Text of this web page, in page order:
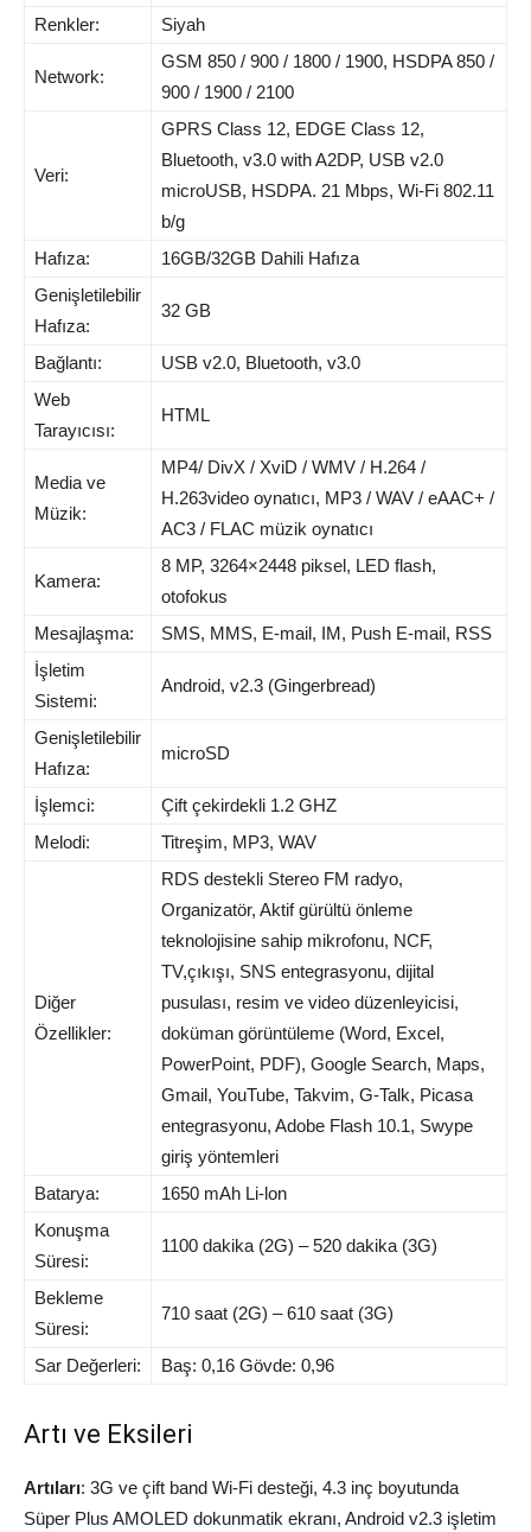
Renkler: Siyah
Network:
GSM 850 / 900 / 1800 / 1900, HSDPA 850 /
900 / 1900 / 2100
Veri:
GPRS Class 12, EDGE Class 12,
Bluetooth, v3.0 with A2DP, USB v2.0
microUSB, HSDPA. 21 Mbps, Wi-Fi 802.11
b/g
Hafıza:
16GB/32GB Dahili Hafıza
Genişletilebilir
Hafıza:
32 GB
Bağlantı:
USB v2.0, Bluetooth, v3.0
Web
Tarayıcısı:
HTML
Media ve
Müzik:
MP4/ DivX / XviD / WMV / H.264 /
H.263video oynatıcı, MP3 / WAV / eAAC+ /
AC3 / FLAC müzik oynatıcı
Kamera:
8 MP, 3264×2448 piksel, LED flash,
otofokus
Mesajlaşma:
SMS, MMS, E-mail, IM, Push E-mail, RSS
İşletim
Sistemi:
Android, v2.3 (Gingerbread)
Genişletilebilir
Hafıza:
microSD
İşlemci:
Çift çekirdekli 1.2 GHZ
Melodi:
Titreşim, MP3, WAV
Diğer
Özellikler:
RDS destekli Stereo FM radyo,
Organizatör, Aktif gürültü önleme
teknolojisine sahip mikrofonu, NCF,
TV,çıkışı, SNS entegrasyonu, dijital
pusulası, resim ve video düzenleyicisi,
doküman görüntüleme (Word, Excel,
PowerPoint, PDF), Google Search, Maps,
Gmail, YouTube, Takvim, G-Talk, Picasa
entegrasyonu, Adobe Flash 10.1, Swype
giriş yöntemleri
Batarya:
1650 mAh Li-lon
Konuşma
Süresi:
1100 dakika (2G) – 520 dakika (3G)
Bekleme
Süresi:
710 saat (2G) – 610 saat (3G)
Sar Değerleri: Baş: 0,16 Gövde: 0,96
Artı ve Eksileri
Artıları: 3G ve çift band Wi-Fi desteği, 4.3 inç boyutunda
Süper Plus AMOLED dokunmatik ekranı, Android v2.3 işletim